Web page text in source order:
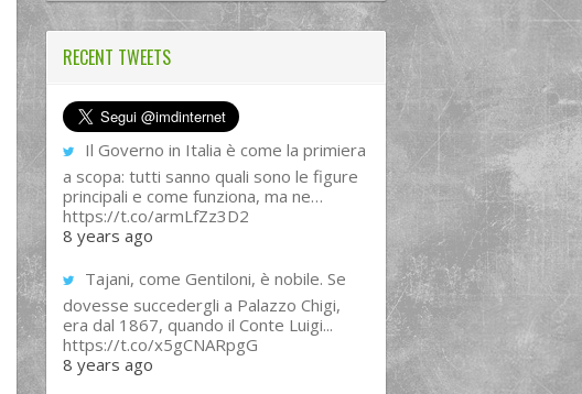
RECENT TWEETS
Il Governo in Italia è come la primiera
a scopa: tutti sanno quali sono le figure
principali e come funziona, ma ne…
https://t.co/armLfZz3D2
8 years ago
Tajani, come Gentiloni, è nobile. Se
dovesse succedergli a Palazzo Chigi,
era dal 1867, quando il Conte Luigi...
https://t.co/x5gCNARpgG
8 years ago